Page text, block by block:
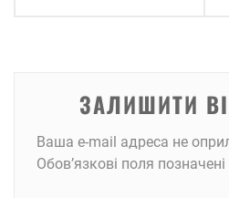
ЗАЛИШИТИ
Ваша e-mail адреса не
Обов’язкові поля позначені